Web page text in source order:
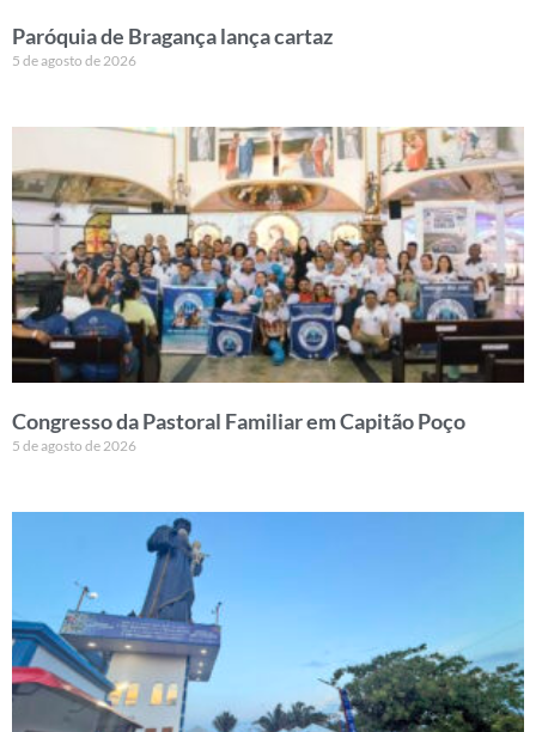
Paróquia de Bragança lança cartaz
5 de agosto de 2026
Congresso da Pastoral Familiar em Capitão Poço
5 de agosto de 2026